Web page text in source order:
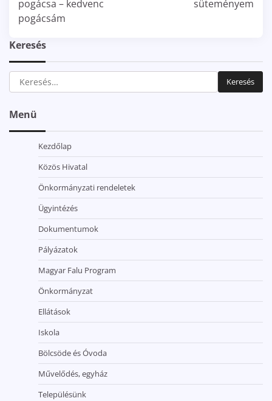
pogácsa – kedvenc
pogácsám
süteményem
Keresés
Keresés:
Menü
Kezdőlap
Közös Hivatal
Önkormányzati rendeletek
Ügyintézés
Dokumentumok
Pályázatok
Magyar Falu Program
Önkormányzat
Ellátások
Iskola
Bölcsöde és Óvoda
Művelődés, egyház
Településünk